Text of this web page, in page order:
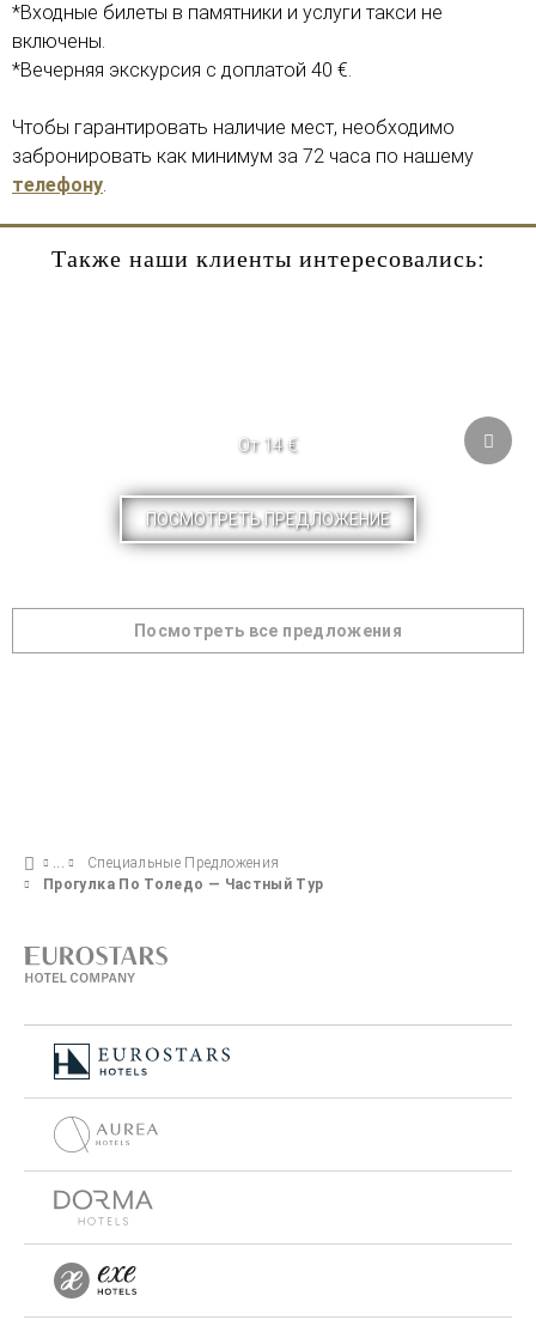
*Входные билеты в памятники и услуги такси не
включены.
*Вечерняя экскурсия с доплатой 40 €.
Чтобы гарантировать наличие мест, необходимо
забронировать как минимум за 72 часа по нашему
телефону.
Также наши клиенты интересовались:
От 14 €
ПОСМОТРЕТЬ ПРЕДЛОЖЕНИЕ
Посмотреть все предложения
Специальные Предложения
Прогулка По Толедо — Частный Тур